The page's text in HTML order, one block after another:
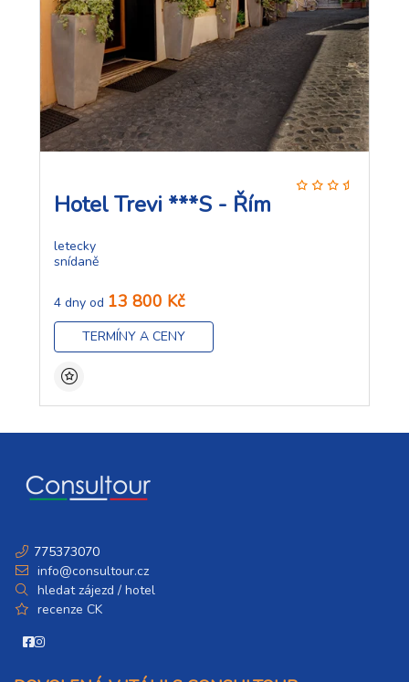
Hotel Trevi ***S - Řím
letecky
snídaně
4 dny od 13 800 Kč
TERMÍNY A CENY
775373070
info@consultour.cz
hledat zájezd / hotel
recenze CK